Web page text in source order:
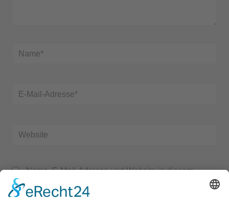
Mail-
Name, E-Mail-Adresse und Website in diesem
Browser für meinen nächsten Kommentar speichern.